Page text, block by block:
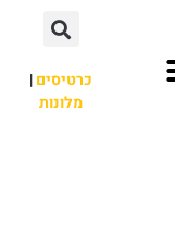
כרטיסים|
מלונות